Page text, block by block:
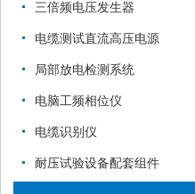
三倍频电压发生器
电缆测试直流高压电源
局部放电检测系统
电脑工频相位仪
电缆识别仪
耐压试验设备配套组件